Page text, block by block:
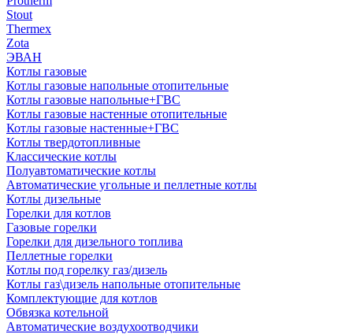
Stout
Thermex
Zota
ЭВАН
Котлы газовые
Котлы газовые напольные отопительные
Котлы газовые напольные+ГВС
Котлы газовые настенные отопительные
Котлы газовые настенные+ГВС
Котлы твердотопливные
Классические котлы
Полуавтоматические котлы
Автоматические угольные и пеллетные котлы
Котлы дизельные
Горелки для котлов
Газовые горелки
Горелки для дизельного топлива
Пеллетные горелки
Котлы под горелку газ/дизель
Котлы газ\дизель напольные отопительные
Комплектующие для котлов
Обвязка котельной
Автоматические воздухоотводчики